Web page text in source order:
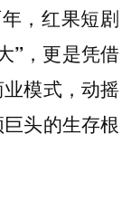
，红果短剧
”， 更是凭借
模式，动摇
头的生存根